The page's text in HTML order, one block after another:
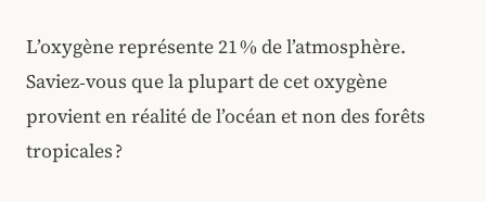
L’oxygène représente 21 % de l’atmosphère.
Saviez‑vous que la plupart de cet oxygène
provient en réalité de l’océan et non des forêts
tropicales ?